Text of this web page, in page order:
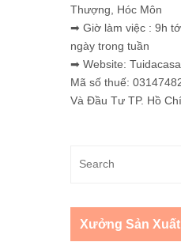
Thượng, Hóc Môn
➡ Giờ làm việc : 9h
ngày trong tuần
➡ Website:
Mã số thuế:
Và Đầu Tư TP. Hồ
Xưởng Sản